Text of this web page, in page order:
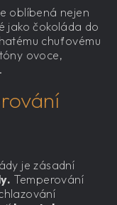
oblíbená nejen
jako čokoláda do
chuťovému
ovoce,
je zásadní
Temperování